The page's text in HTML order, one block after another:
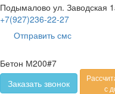
Подымалово ул. Заводская
+7(927)236-22-27
Отправить смс
Бетон М200#7
Заказать звонок
с